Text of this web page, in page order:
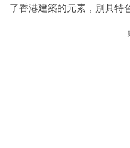
了香港建築的元素，別具特